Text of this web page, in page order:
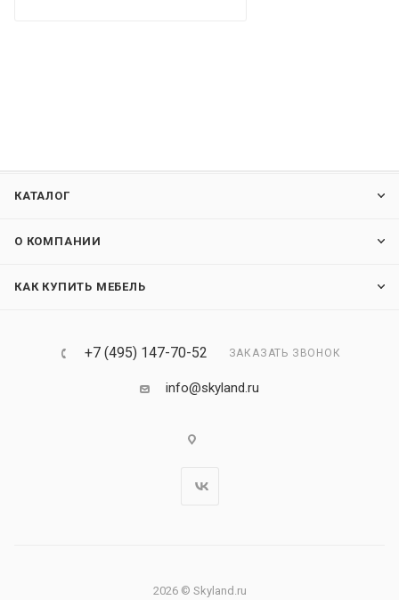
КАТАЛОГ
О КОМПАНИИ
КАК КУПИТЬ МЕБЕЛЬ
+7 (495) 147-70-52 ЗАКАЗАТЬ ЗВОНОК
info@skyland.ru
2026 © Skyland.ru